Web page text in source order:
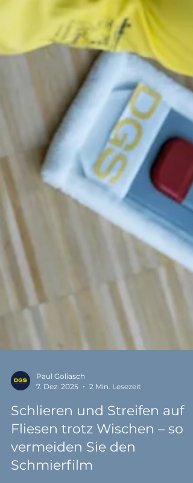
Paul Goliasch
7. Dez. 2025
2 Min. Lesezeit
Schlieren und Streifen auf
Fliesen trotz Wischen – so
vermeiden Sie den